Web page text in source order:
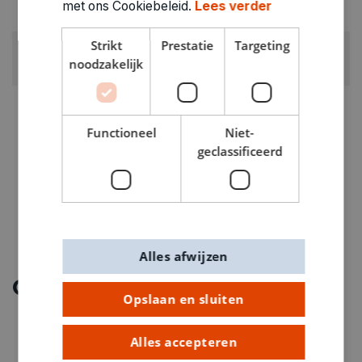
Experimenteerdoos
ARTIKELNUMMER
Ontdek meer
met ons Cookiebeleid. Lees verder
Strikt
noodzakelijk
Prestatie Targeting
Functioneel
Niet-
geclassificeerd
Opslaan en sluiten
Alles accepteren
Alles afwijzen